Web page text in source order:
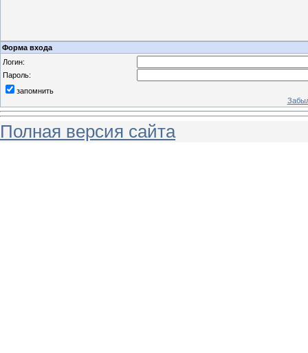
Форма входа
Логин:
Пароль:
запомнить
Полная версия сайта